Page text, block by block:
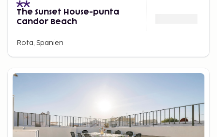
The Sunset House-punta
Candor Beach
Rota, Spanien